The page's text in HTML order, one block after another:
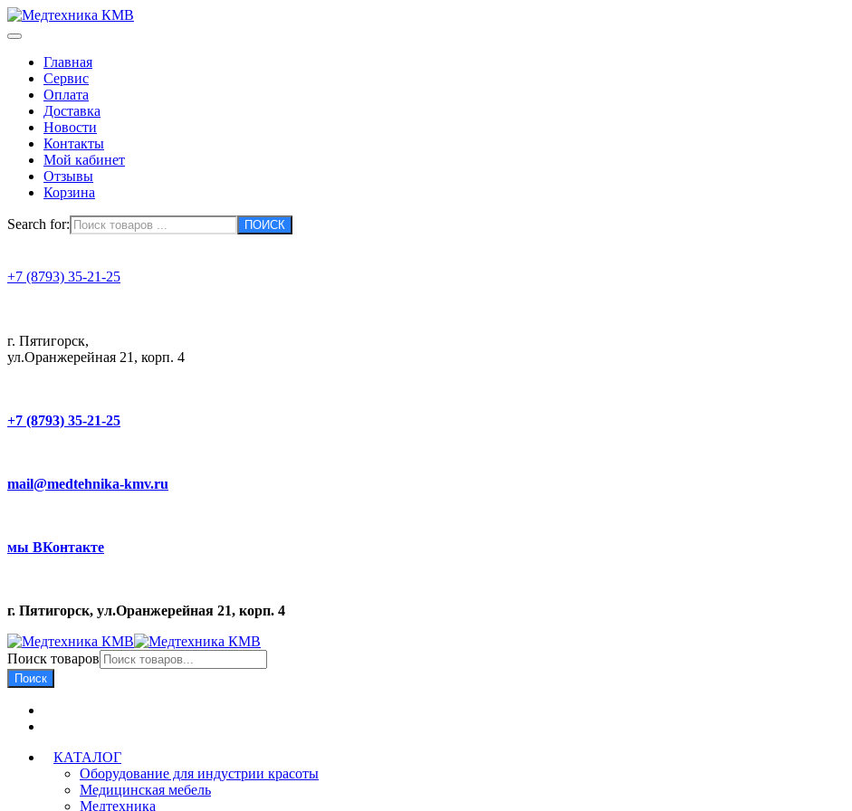
Главная
Сервис
Оплата
Доставка
Новости
Контакты
Мой кабинет
Отзывы
Корзина
Search for:
+7 (8793) 35-21-25
г. Пятигорск,
ул.Оранжерейная 21, корп. 4
+7 (8793) 35-21-25
mail@medtehnika-kmv.ru
мы ВКонтакте
г. Пятигорск, ул.Оранжерейная 21, корп. 4
Поиск товаров
Поиск
КАТАЛОГ
Оборудование для индустрии красоты
Медицинская мебель
Медтехника